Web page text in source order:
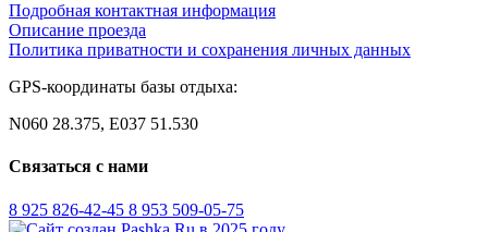
Подробная контактная информация
Описание проезда
Политика приватности и сохранения личных данных
GPS-координаты базы отдыха:
N060 28.375, E037 51.530
Связаться с нами
8 925 826-42-45 8 953 509-05-75